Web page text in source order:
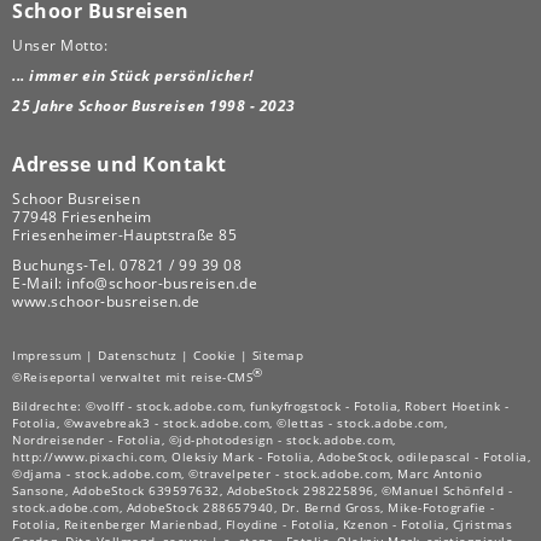
Schoor Busreisen
Unser Motto:
... immer ein Stück persönlicher!
25 Jahre Schoor Busreisen 1998 - 2023
Adresse und Kontakt
Schoor Busreisen
77948 Friesenheim
Friesenheimer-Hauptstraße 85
Buchungs-Tel. 07821 / 99 39 08
E-Mail: info@schoor-busreisen.de
www.schoor-busreisen.de
Impressum | Datenschutz | Cookie | Sitemap
©Reiseportal verwaltet mit reise-CMS®
Bildrechte: ©volff - stock.adobe.com, funkyfrogstock - Fotolia, Robert Hoetink -
Fotolia, ©wavebreak3 - stock.adobe.com, ©lettas - stock.adobe.com,
Nordreisender - Fotolia, ©jd-photodesign - stock.adobe.com,
http://www.pixachi.com, Oleksiy Mark - Fotolia, AdobeStock, odilepascal - Fotolia,
©djama - stock.adobe.com, ©travelpeter - stock.adobe.com, Marc Antonio
Sansone, AdobeStock 639597632, AdobeStock 298225896, ©Manuel Schönfeld -
stock.adobe.com, AdobeStock 288657940, Dr. Bernd Gross, Mike-Fotografie -
Fotolia, Reitenberger Marienbad, Floydine - Fotolia, Kzenon - Fotolia, Cjristmas